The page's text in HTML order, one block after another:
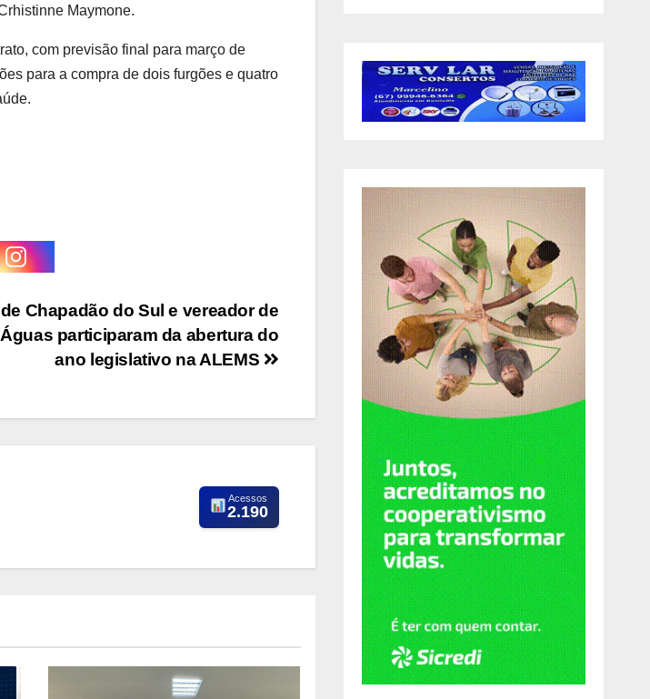
Maymone.
com previsão final para março de
para a compra de dois furgões e quatro
Chapadão do Sul e vereador de
participaram da abertura do
ano legislativo na ALEMS
Acessos
2.190